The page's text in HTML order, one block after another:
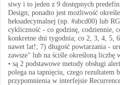
siwy i to jeden z 9 dostępnych
Design; ponadto jest możliwość
heksadecymalnej (np. #abcd00) lub
cykliczność - co godzinę, codziennie,
konkretne dni tygodnia; co 2, 3, 4, 5,
nawet lat!; 7) długość powtarzania -
zawsze" lub na ściśle określoną liczbę
• są 2 podstawowe metody obsługi
polega na tapnięciu, czego rezultatem
przypomnienia w interfejsie